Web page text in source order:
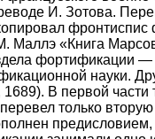
И. Зотова.
«Книга
фортификации
науки.
В первой
только